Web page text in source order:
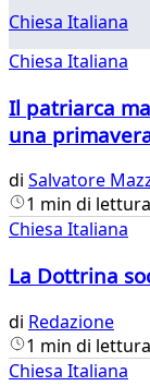
Chiesa Italiana
Chiesa Italiana
Il patriarca
una
di Salvatore
1 min di lettura
Chiesa Italiana
La Dottrina
di Redazione
1 min di lettura
Chiesa Italiana